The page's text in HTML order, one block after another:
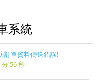
系統
訂單資料傳送錯誤!
56 秒